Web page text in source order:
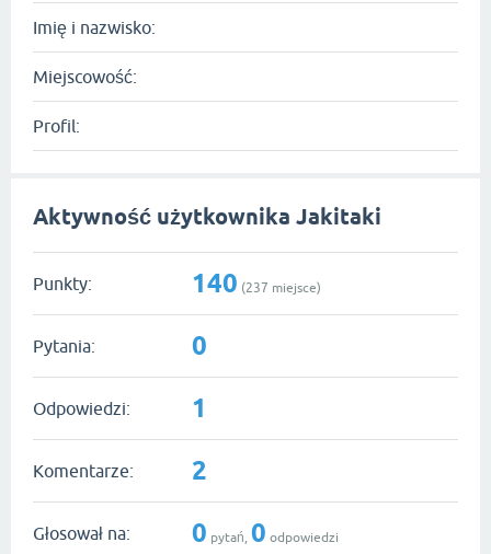
Imię i nazwisko:
Miejscowość:
Profil:
Aktywność użytkownika Jakitaki
Punkty: 140 (237 miejsce)
Pytania: 0
Odpowiedzi: 1
Komentarze: 2
Głosował na: 0 pytań, 0 odpowiedzi